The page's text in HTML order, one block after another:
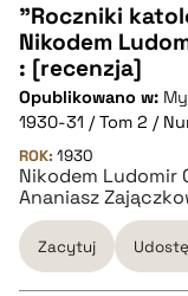
CZYSTY TEKST
pobierz cytat
BIBTEX
pobierz cytat
"Roczniki
Nikodem
: [recenzja]
Opublikowano w:
1930-31 / Tom 2 /
ROK: 1930
Nikodem Ludomir
Ananiasz
Zacytuj